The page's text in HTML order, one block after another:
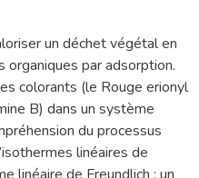
un déchet végétal en
organiques par adsorption.
colorants (le Rouge erionyl
B) dans un système
du processus
linéaires de